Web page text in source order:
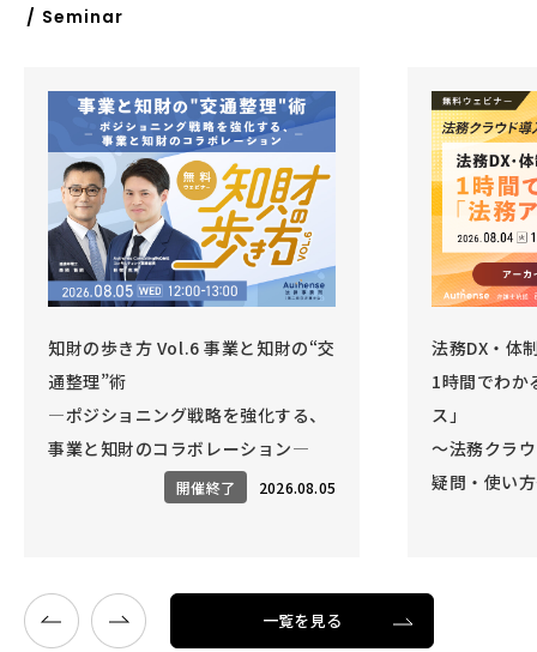
/ Seminar
知財の歩き方 Vol.6 事業と知財の“交
通整理”術
―ポジショニング戦略を強化する、
事業と知財のコラボレーション―
開催終了 2026.08.05
法務DX・体
1時間でわか
ス」
～法務クラ
疑問・使い
一覧を見る